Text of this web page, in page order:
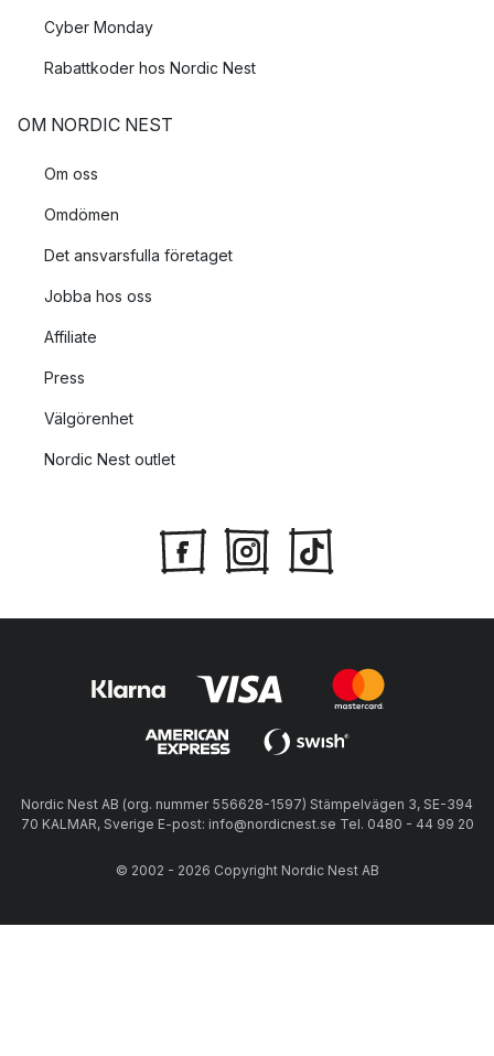
Cyber Monday
Rabattkoder hos Nordic Nest
OM NORDIC NEST
Om oss
Omdömen
Det ansvarsfulla företaget
Jobba hos oss
Affiliate
Press
Välgörenhet
Nordic Nest outlet
Nordic Nest AB (org. nummer 556628-1597) Stämpelvägen 3, SE-394
70 KALMAR, Sverige E-post: info@nordicnest.se Tel. 0480 - 44 99 20
© 2002 - 2026 Copyright Nordic Nest AB